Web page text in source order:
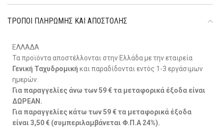
ΤΡΌΠΟΙ ΠΛΗΡΩΜΉΣ ΚΑΙ ΑΠΟΣΤΟΛΉΣ
ΕΛΛΑΔΑ
Τα προϊόντα αποστέλλονται στην Ελλάδα με την εταιρεία
Γενική Ταχυδρομική και παραδίδονται εντός 1-3 εργάσιμων
ημερών.
Για παραγγελίες άνω των 59 € τα μεταφορικά έξοδα είναι
ΔΩΡΕΑΝ.
Για παραγγελίες κάτω των 59 € τα μεταφορικά έξοδα
είναι 3,50 € (συμπεριλαμβάνεται Φ.Π.Α 24%).